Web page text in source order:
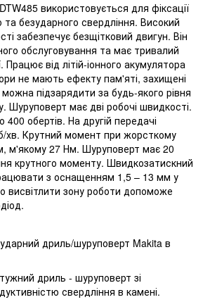
використовується для фіксації
та безударного свердління. Високий
забезпечує безщітковий двигун. Він
обслуговування та має тривалий
Працює від літій-іонного акумулятора
не мають ефекту пам'яті, захищені
підзарядити за будь-якого рівня
Шуруповерт має дві робочі швидкості.
обертів. На другій передачі
хв. Крутний момент при жорсткому
м'якому 27 Нм. Шуруповерт має 20
крутного моменту. Швидкозатискний
з оснащенням 1,5 – 13 мм у
висвітлити зону роботи допоможе
дриль/шуруповерт Makita в
дриль - шуруповерт зі
свердління в камені.